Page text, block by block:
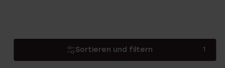
Sortieren und filtern 1